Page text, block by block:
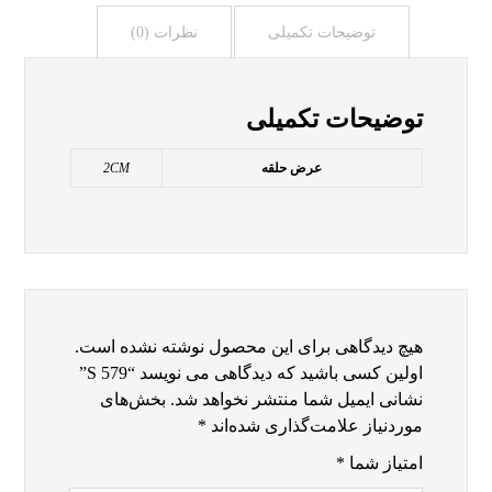
توضیحات تکمیلی نظرات (0)
توضیحات تکمیلی
عرض حلقه 2CM
هیچ دیدگاهی برای این محصول نوشته نشده است.
اولین کسی باشید که دیدگاهی می نویسد “S 579”
نشانی ایمیل شما منتشر نخواهد شد. بخش‌های
موردنیاز علامت‌گذاری شده‌اند *
امتیاز شما *